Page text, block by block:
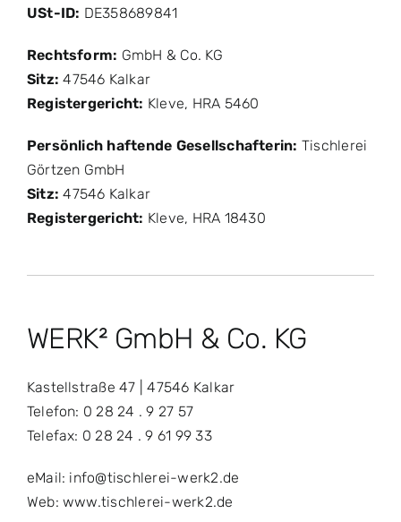
Kontakt
Möbelplaner
USt-ID: DE358689841
Rechtsform: GmbH & Co. KG
Sitz:47546 Kalkar
Registergericht: Kleve, HRA 5460
Persönlich haftende Gesellschafterin: Tischlerei
Görtzen GmbH
Sitz:47546 Kalkar
Registergericht: Kleve, HRA 18430
WERK² GmbH & Co. KG
Kastellstraße 47 | 47546 Kalkar
Telefon: 0 28 24 . 9 27 57
Telefax: 0 28 24 . 9 61 99 33
eMail: info@tischlerei-werk2.de
Web: www.tischlerei-werk2.de